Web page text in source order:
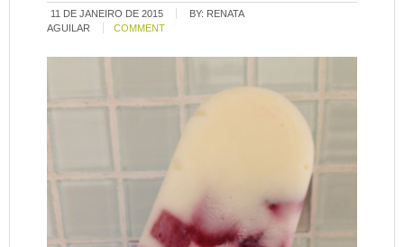
11 DE JANEIRO DE 2015 BY: RENATA
AGUILAR
COMMENT